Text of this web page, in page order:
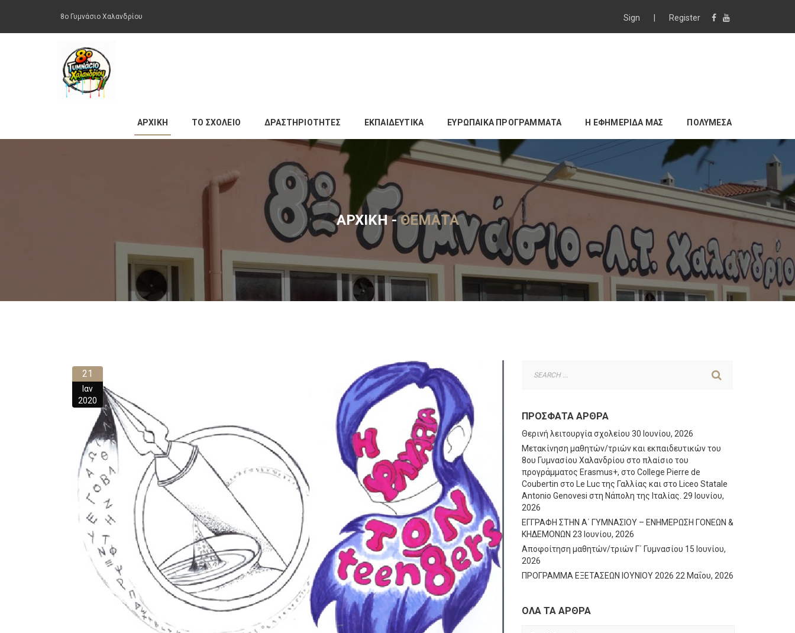
8ο Γυμνάσιο Χαλανδρίου Sign Register
ΑΡΧΙΚΗ ΤΟ ΣΧΟΛΕΙΟ ΔΡΑΣΤΗΡΙΟΤΗΤΕΣ ΕΚΠΑΙΔΕΥΤΙΚΑ ΕΥΡΩΠΑΙΚΑ ΠΡΟΓΡΑΜΜΑΤΑ Η ΕΦΗΜΕΡΙΔΑ ΜΑΣ ΠΟΛΥΜΕΣΑ
ΑΡΧΙΚΉ-ΘΈΜΑΤΑ
21
Ιαν
2020
ΠΡΌΣΦΑΤΑ ΆΡΘΡΑ
Θερινή λειτουργία σχολείου 30 Ιουνίου, 2026
Μετακίνηση μαθητών/τριών και εκπαιδευτικών του
8ου Γυμνασίου Χαλανδρίου στο πλαίσιο του
προγράμματος Erasmus+, στο College Pierre de
Coubertin στο Le Luc της Γαλλίας και στο Liceo Statale
Antonio Genovesi στη Νάπολη της Ιταλίας. 29 Ιουνίου,
2026
ΕΓΓΡΑΦΗ ΣΤΗΝ Α΄ ΓΥΜΝΑΣΙΟΥ – ΕΝΗΜΕΡΩΣΗ ΓΟΝΕΩΝ &
ΚΗΔΕΜΟΝΩΝ 23 Ιουνίου, 2026
Αποφοίτηση μαθητών/τριών Γ΄ Γυμνασίου 15 Ιουνίου,
2026
ΠΡΟΓΡΑΜΜΑ ΕΞΕΤΑΣΕΩΝ ΙΟΥΝΙΟΥ 2026 22 Μαΐου, 2026
ΟΛΑ ΤΑ ΑΡΘΡΑ